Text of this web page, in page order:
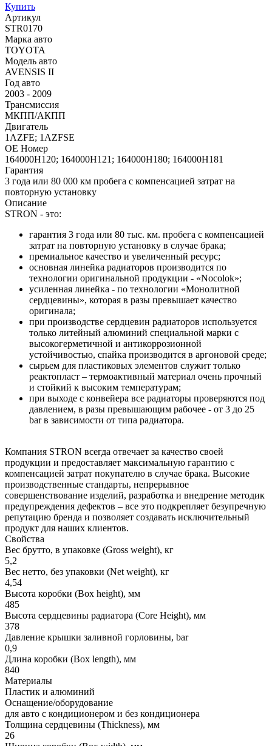
Купить
Артикул
STR0170
Марка авто
TOYOTA
Модель авто
AVENSIS II
Год авто
2003 - 2009
Трансмиссия
МКПП/АКПП
Двигатель
1AZFE; 1AZFSE
OE Номер
164000H120; 164000H121; 164000H180; 164000H181
Гарантия
3 года или 80 000 км пробега с компенсацией затрат на
повторную установку
Описание
STRON - это:
гарантия 3 года или 80 тыс. км. пробега с компенсацией
затрат на повторную установку в случае брака;
премиальное качество и увеличенный ресурс;
основная линейка радиаторов производится по
технологии оригинальной продукции - «Nocolok»;
усиленная линейка - по технологии «Монолитной
сердцевины», которая в разы превышает качество
оригинала;
при производстве сердцевин радиаторов используется
только литейный алюминий специальной марки с
высокогерметичной и антикоррозионной
устойчивостью, спайка производится в аргоновой среде;
сырьем для пластиковых элементов служит только
реактопласт – термоактивный материал очень прочный
и стойкий к высоким температурам;
при выходе с конвейера все радиаторы проверяются под
давлением, в разы превышающим рабочее - от 3 до 25
bar в зависимости от типа радиатора.
Компания STRON всегда отвечает за качество своей
продукции и предоставляет максимальную гарантию с
компенсацией затрат покупателю в случае брака. Высокие
производственные стандарты, непрерывное
совершенствование изделий, разработка и внедрение методик
предупреждения дефектов – все это подкрепляет безупречную
репутацию бренда и позволяет создавать исключительный
продукт для наших клиентов.
Свойства
Вес брутто, в упаковке (Gross weight), кг
5,2
Вес нетто, без упаковки (Net weight), кг
4,54
Высота коробки (Box height), мм
485
Высота сердцевины радиатора (Core Height), мм
378
Давление крышки заливной горловины, bar
0,9
Длина коробки (Box length), мм
840
Материалы
Пластик и алюминий
Оснащение/оборудование
для авто с кондиционером и без кондиционера
Толщина сердцевины (Thickness), мм
26